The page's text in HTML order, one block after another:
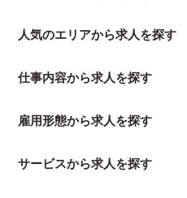
人気のエリアから求人を探す
仕事内容から求人を探す
雇用形態から求人を探す
サービスから求人を探す